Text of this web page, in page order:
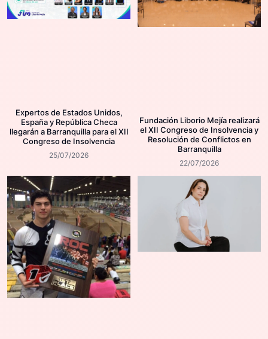
Expertos de Estados Unidos,
España y República Checa
llegarán a Barranquilla para el XII
Congreso de Insolvencia
25/07/2026
Fundación Liborio Mejía realizará
el XII Congreso de Insolvencia y
Resolución de Conflictos en
Barranquilla
22/07/2026